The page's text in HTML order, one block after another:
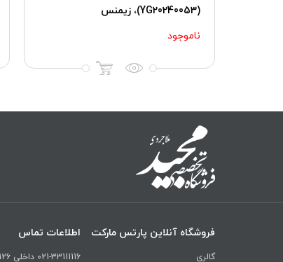
(YG20240053)، زیمنس
ناموجود
فروشگاه آنلاین پارتس مارکت
گالری
اطلاعات تماس
021-33111116 داخلی 126